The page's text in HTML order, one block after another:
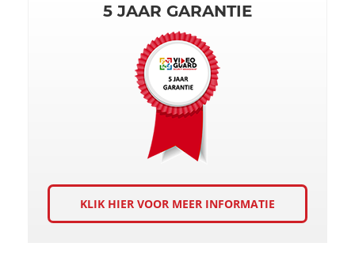
5 JAAR GARANTIE
KLIK HIER VOOR MEER INFORMATIE